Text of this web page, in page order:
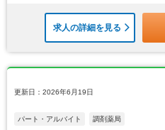
求人の詳細を見る
更新日：2026年6月19日
パート・アルバイト 調剤薬局